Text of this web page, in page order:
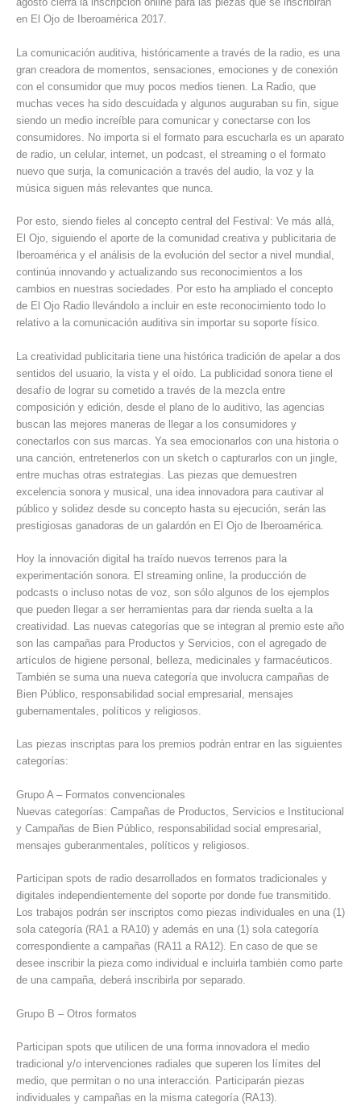
en El Ojo de Iberoamérica 2017.
La comunicación auditiva, históricamente a través de la radio, es una
gran creadora de momentos, sensaciones, emociones y de conexión
con el consumidor que muy pocos medios tienen. La Radio, que
muchas veces ha sido descuidada y algunos auguraban su fin, sigue
siendo un medio increíble para comunicar y conectarse con los
consumidores. No importa si el formato para escucharla es un aparato
de radio, un celular, internet, un podcast, el streaming o el formato
nuevo que surja, la comunicación a través del audio, la voz y la
música siguen más relevantes que nunca.
Por esto, siendo fieles al concepto central del Festival: Ve más allá,
El Ojo, siguiendo el aporte de la comunidad creativa y publicitaria de
Iberoamérica y el análisis de la evolución del sector a nivel mundial,
continúa innovando y actualizando sus reconocimientos a los
cambios en nuestras sociedades. Por esto ha ampliado el concepto
de El Ojo Radio llevándolo a incluir en este reconocimiento todo lo
relativo a la comunicación auditiva sin importar su soporte físico.
La creatividad publicitaria tiene una histórica tradición de apelar a dos
sentidos del usuario, la vista y el oído. La publicidad sonora tiene el
desafío de lograr su cometido a través de la mezcla entre
composición y edición, desde el plano de lo auditivo, las agencias
buscan las mejores maneras de llegar a los consumidores y
conectarlos con sus marcas. Ya sea emocionarlos con una historia o
una canción, entretenerlos con un sketch o capturarlos con un jingle,
entre muchas otras estrategias. Las piezas que demuestren
excelencia sonora y musical, una idea innovadora para cautivar al
público y solidez desde su concepto hasta su ejecución, serán las
prestigiosas ganadoras de un galardón en El Ojo de Iberoamérica.
Hoy la innovación digital ha traído nuevos terrenos para la
experimentación sonora. El streaming online, la producción de
podcasts o incluso notas de voz, son sólo algunos de los ejemplos
que pueden llegar a ser herramientas para dar rienda suelta a la
creatividad. Las nuevas categorías que se integran al premio este año
son las campañas para Productos y Servicios, con el agregado de
artículos de higiene personal, belleza, medicinales y farmacéuticos.
También se suma una nueva categoría que involucra campañas de
Bien Público, responsabilidad social empresarial, mensajes
gubernamentales, políticos y religiosos.
Las piezas inscriptas para los premios podrán entrar en las siguientes
categorías:
Grupo A – Formatos convencionales
Nuevas categorías: Campañas de Productos, Servicios e Institucional
y Campañas de Bien Público, responsabilidad social empresarial,
mensajes guberanmentales, políticos y religiosos.
Participan spots de radio desarrollados en formatos tradicionales y
digitales independientemente del soporte por donde fue transmitido.
Los trabajos podrán ser inscriptos como piezas individuales en una (1)
sola categoría (RA1 a RA10) y además en una (1) sola categoría
correspondiente a campañas (RA11 a RA12). En caso de que se
desee inscribir la pieza como individual e incluirla también como parte
de una campaña, deberá inscribirla por separado.
Grupo B – Otros formatos
Participan spots que utilicen de una forma innovadora el medio
tradicional y/o intervenciones radiales que superen los límites del
medio, que permitan o no una interacción. Participarán piezas
individuales y campañas en la misma categoría (RA13).